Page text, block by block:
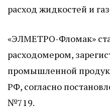
расход жидкостей и
«ЭЛМЕТРО-Фломак»
расходомером,
промышленной
РФ, согласно
№719.